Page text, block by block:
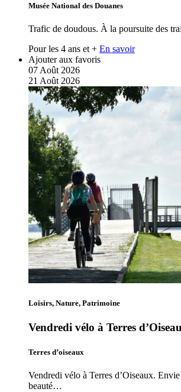
Musée National des Douanes
Trafic de doudous. À la poursuite des
Pour les 4 ans et + En savoir
Ajouter aux favoris
07 Août 2026
21 Août 2026
Loisirs, Nature, Patrimoine
Vendredi vélo à Terres
Terres d’oiseaux
Vendredi vélo à Terres d’Oiseaux.
beauté…